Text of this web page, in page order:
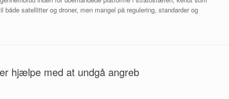
satellitter og droner, men mangel på regulering, standarder og
hjælpe med at undgå angreb